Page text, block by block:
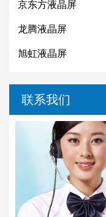
京东方液晶屏
龙腾液晶屏
旭虹液晶屏
联系我们